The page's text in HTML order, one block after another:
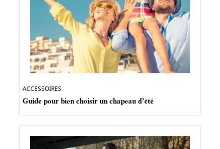
ACCESSOIRES
Guide pour bien choisir un chapeau d’été